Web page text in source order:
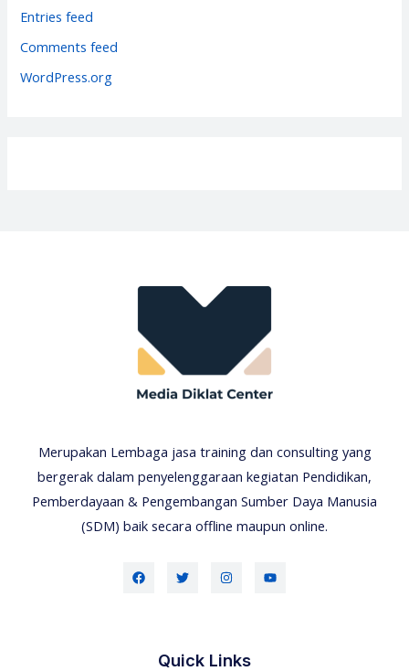
iEntries feed
Comments feed
WordPress.org
Merupakan Lembaga jasa training dan consulting yang
bergerak dalam penyelenggaraan kegiatan Pendidikan,
Pemberdayaan & Pengembangan Sumber Daya Manusia
(SDM) baik secara offline maupun online.
Quick Links